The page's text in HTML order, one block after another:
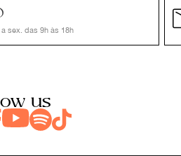
sex. das 9h às 18h
us